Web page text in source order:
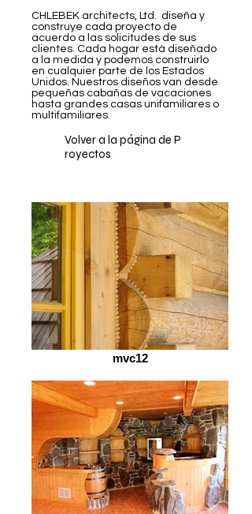
CHLEBEK architects, Ltd. diseña y
construye cada proyecto de
acuerdo a las solicitudes de sus
clientes. Cada hogar está diseñado
a la medida y podemos construirlo
en cualquier parte de los Estados
Unidos. Nuestros diseños van desde
pequeñas cabañas de vacaciones
hasta grandes casas unifamiliares o
multifamiliares.
Volver a la página de P
royectos
mvc12